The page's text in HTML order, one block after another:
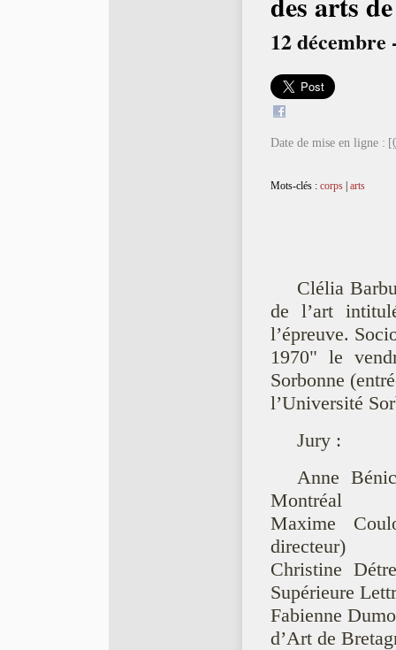
12 décembre
Date de mise en ligne :
Mots-clés : corps| arts
Clélia
de l’art
l’épreuve.
1970" le
Sorbonne
l’Université
Jury :
Anne
Montréal
Maxime
directeur)
Christine
Supérieure
Fabienne
d’Art de